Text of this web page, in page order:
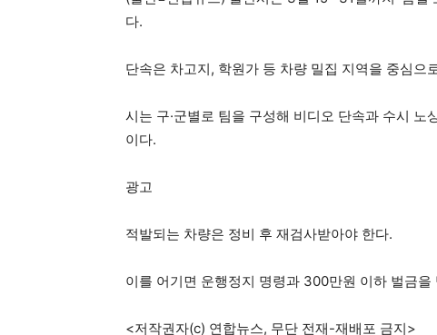
다.
단속은 차고지, 학원가 등 차량 밀집 지역을 중심으
시는 구·군별로 팀을 구성해 비디오 단속과 수시
이다.
광고
적발되는 차량은 정비 후 재검사받아야 한다.
이를 어기면 운행정지 명령과 300만원 이하 벌금을
<저작권자(c) 연합뉴스, 무단 전재-재배포 금지>